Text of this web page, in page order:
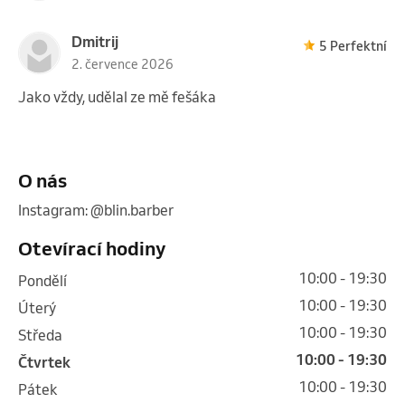
Dmitrij
2. července 2026
5 Perfektní
Jako vždy, udělal ze mě fešáka
O nás
Instagram: @blin.barber
Otevírací hodiny
pondělí
10:00 - 19:30
úterý
10:00 - 19:30
středa
10:00 - 19:30
čtvrtek
10:00 - 19:30
pátek
10:00 - 19:30